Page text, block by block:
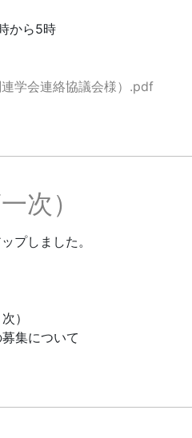
から5時
学会連絡協議会様）.pdf
次）
プしました。
）
集について